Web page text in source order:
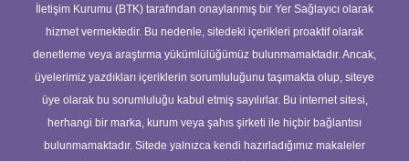
İletişim Kurumu (BTK) tarafından onaylanmış bir Yer Sağlayıcı olarak
hizmet vermektedir. Bu nedenle, sitedeki içerikleri proaktif olarak
denetleme veya araştırma yükümlülüğümüz bulunmamaktadır. Ancak,
üyelerimiz yazdıkları içeriklerin sorumluluğunu taşımakta olup, siteye
üye olarak bu sorumluluğu kabul etmiş sayılırlar. Bu internet sitesi,
herhangi bir marka, kurum veya şahıs şirketi ile hiçbir bağlantısı
bulunmamaktadır. Sitede yalnızca kendi hazırladığımız makaleler